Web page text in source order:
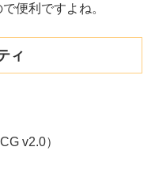
便利ですよね。
ィ
v2.0）